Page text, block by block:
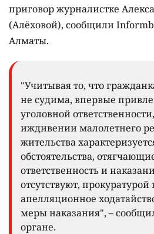
приговор журналистке
(Алёховой), сообщили
Алматы.
"Учитывая то, что
не судима, впервые
уголовной
иждивении малолетнего
жительства
обстоятельства,
ответственность и
отсутствуют, прокуратурой
апелляционное
меры наказания", –
органе.